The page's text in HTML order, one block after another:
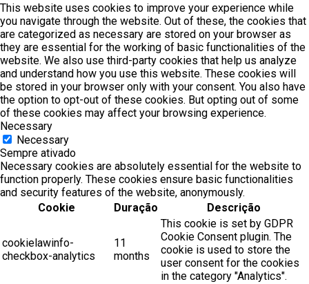
This website uses cookies to improve your experience while
you navigate through the website. Out of these, the cookies that
are categorized as necessary are stored on your browser as
they are essential for the working of basic functionalities of the
website. We also use third-party cookies that help us analyze
and understand how you use this website. These cookies will
be stored in your browser only with your consent. You also have
the option to opt-out of these cookies. But opting out of some
of these cookies may affect your browsing experience.
Necessary
Necessary
Sempre ativado
Necessary cookies are absolutely essential for the website to
function properly. These cookies ensure basic functionalities
and security features of the website, anonymously.
Cookie
Duração Descrição
cookielawinfo-
checkbox-analytics
11
months
This cookie is set by GDPR
Cookie Consent plugin. The
cookie is used to store the
user consent for the cookies
in the category "Analytics".